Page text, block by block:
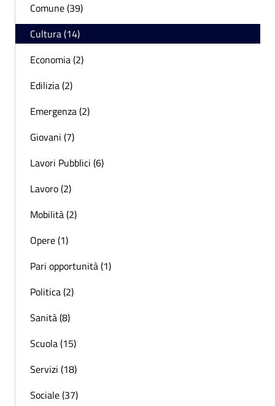
Comune (39)
Cultura (14)
Economia (2)
Edilizia (2)
Emergenza (2)
Giovani (7)
Lavori Pubblici (6)
Lavoro (2)
Mobilità (2)
Opere (1)
Pari opportunità (1)
Politica (2)
Sanità (8)
Scuola (15)
Servizi (18)
Sociale (37)